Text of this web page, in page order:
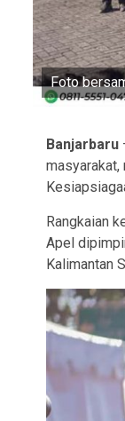
Foto
Banjarbaru
masyarakat,
Rangkaian
Apel
Kalimantan